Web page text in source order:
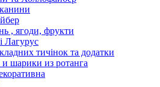
, ягоди, фрукти
Лагурус
тичінок та додатки
шарики из ротанга